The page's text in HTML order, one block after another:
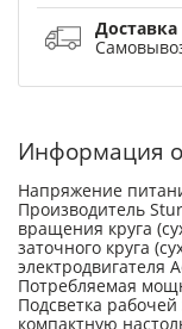
Доставка
Информация
Напряжение
Производитель
вращения круга
заточного круга
Потребляемая
Подсветка
компактную